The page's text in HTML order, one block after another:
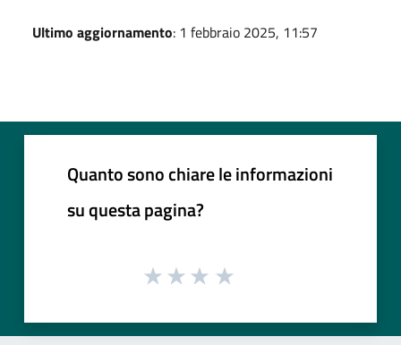
Ultimo aggiornamento: 1 febbraio 2025, 11:57
Quanto sono chiare le informazioni
su questa pagina?